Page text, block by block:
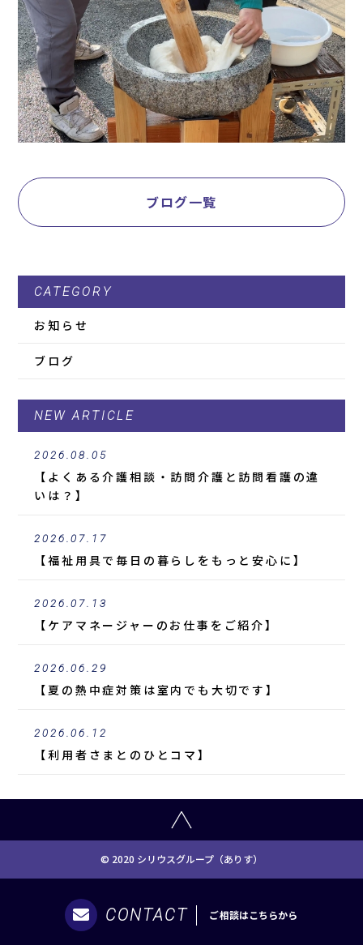
CONTACT ご相談はこちらから
ブログ一覧
CATEGORY
お知らせ
ブログ
NEW ARTICLE
2026.08.05
【よくある介護相談・訪問介護と訪問看護の違
いは？】
2026.07.17
【福祉用具で毎日の暮らしをもっと安心に】
2026.07.13
【ケアマネージャーのお仕事をご紹介】
2026.06.29
【夏の熱中症対策は室内でも大切です】
2026.06.12
【利用者さまとのひとコマ】
© 2020 シリウスグループ（ありす）